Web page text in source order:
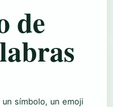
de
símbolo, un emoji